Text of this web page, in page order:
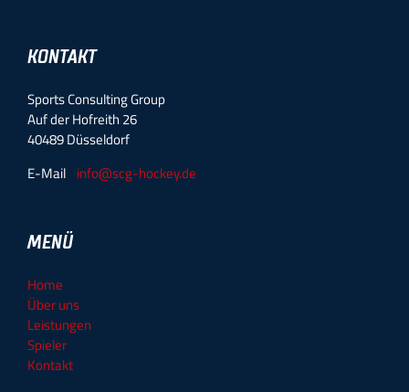
KONTAKT
Sports Consulting Group
Auf der Hofreith 26
40489 Düsseldorf
E-Mail info@scg-hockey.de
MENÜ
Home
Über uns
Leistungen
Spieler
Kontakt